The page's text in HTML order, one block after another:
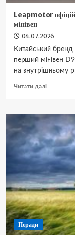
Leapmotor
мінівен
04.07.2026
Китайський бренд
перший мінівен
на внутрішньому
Читати далі
офіційно
свій
перший
мінівен
Поради